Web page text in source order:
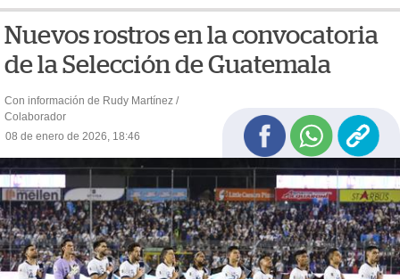
Nuevos rostros en la convocatoria
de la Selección de Guatemala
Con información de Rudy Martínez /
Colaborador
08 de enero de 2026, 18:46